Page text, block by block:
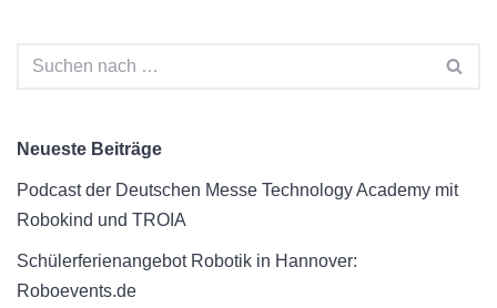
Neueste Beiträge
Podcast der Deutschen Messe Technology Academy mit
Robokind und TROIA
Schülerferienangebot Robotik in Hannover:
Roboevents.de